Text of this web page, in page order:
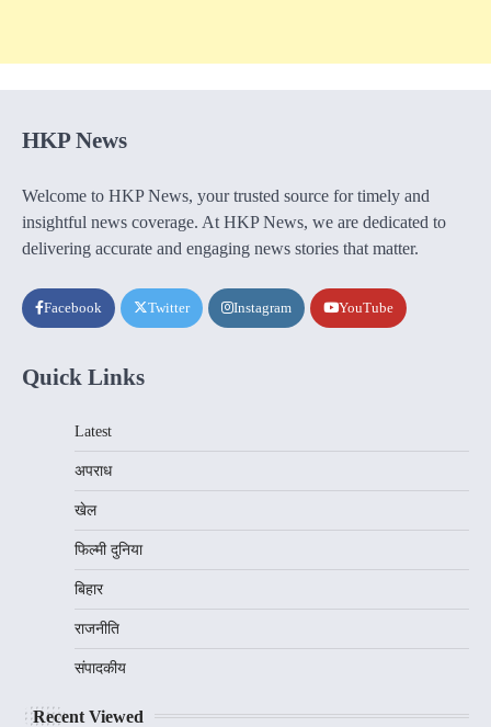
HKP News
Welcome to HKP News, your trusted source for timely and
insightful news coverage. At HKP News, we are dedicated to
delivering accurate and engaging news stories that matter.
Facebook Twitter Instagram YouTube
Quick Links
Latest
अपराध
खेल
फिल्मी दुनिया
बिहार
राजनीति
संपादकीय
Recent Viewed